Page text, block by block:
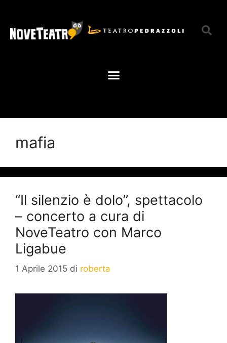
mafia
“Il silenzio è dolo”, spettacolo
– concerto a cura di
NoveTeatro con Marco
Ligabue
1 Aprile 2015 di roberta